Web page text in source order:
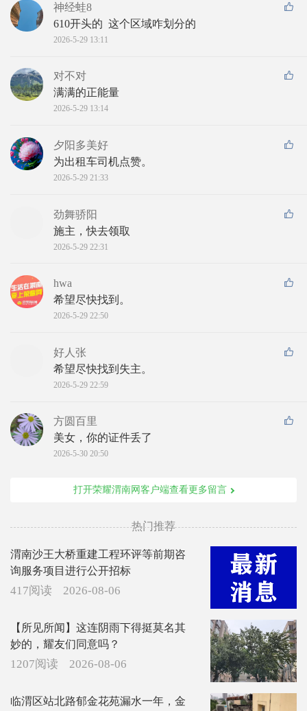
神经蛙8
610开头的  这个区域咋划分的
2026-5-29 13:11
对不对
满满的正能量
2026-5-29 13:14
夕阳多美好
为出租车司机点赞。
2026-5-29 21:33
劲舞骄阳
施主，快去领取
2026-5-29 22:31
hwa
希望尽快找到。
2026-5-29 22:50
好人张
希望尽快找到失主。
2026-5-29 22:59
方圆百里
美女，你的证件丢了
2026-5-30 20:50
打开荣耀渭南网客户端查看更多留言
热门推荐
渭南沙王大桥重建工程环评等前期咨
询服务项目进行公开招标
417阅读 2026-08-06
【所见所闻】这连阴雨下得挺莫名其
妙的，耀友们同意吗？
1207阅读 2026-08-06
临渭区站北路郁金花苑漏水一年，金